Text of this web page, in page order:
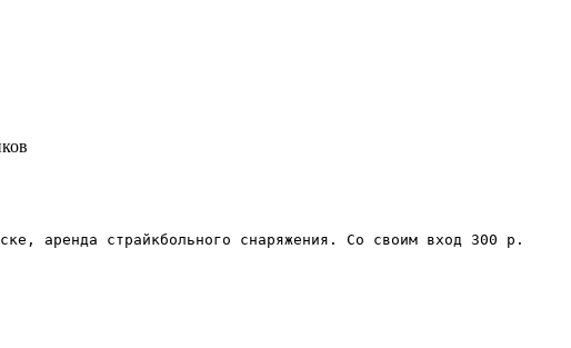
аренда страйкбольного снаряжения. Со своим вход 300 р.